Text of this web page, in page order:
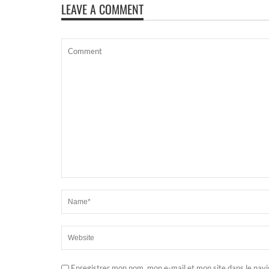
LEAVE A COMMENT